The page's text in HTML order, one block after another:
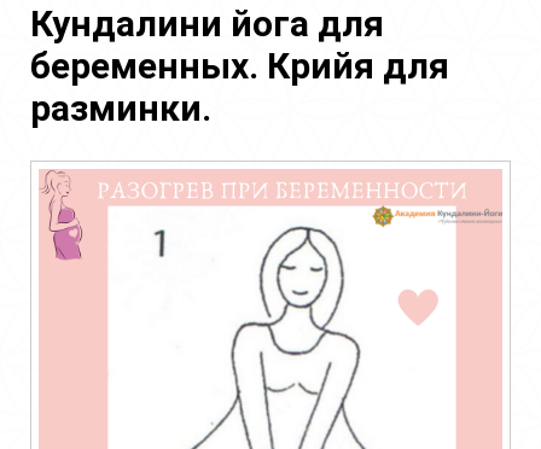
д
е
с
ь
Кундалини йога для
беременных. Крийя для
разминки.